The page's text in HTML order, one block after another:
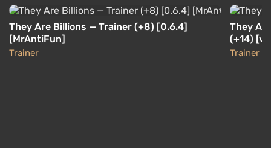
They Are Billions — Trainer (+8) [0.6.4]
[MrAntiFun]
Trainer
They
(+14)
Trainer